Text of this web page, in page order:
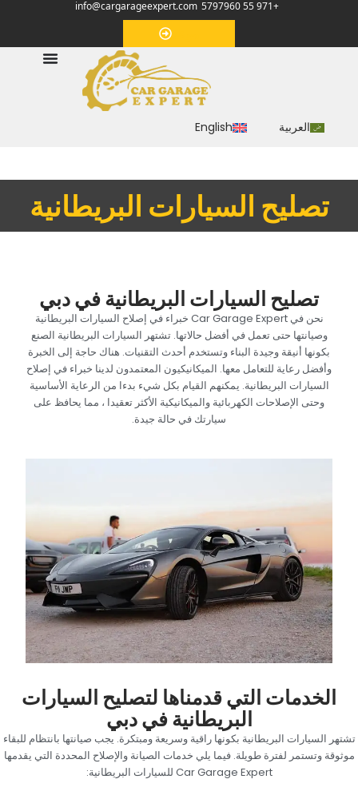
+971 55 5797960
info@cargarageexpert.com
‏موعد‏
العربية English
‏تصليح السيارات البريطانية‏
‏تصليح السيارات البريطانية في دبي‏
‏نحن في Car Garage Expert خبراء في إصلاح السيارات البريطانية
وصيانتها حتى تعمل في أفضل حالاتها. تشتهر السيارات البريطانية الصنع
بكونها أنيقة وجيدة البناء وتستخدم أحدث التقنيات. هناك حاجة إلى الخبرة
وأفضل رعاية للتعامل معها. الميكانيكيون المعتمدون لدينا خبراء في إصلاح
السيارات البريطانية. يمكنهم القيام بكل شيء بدءا من الرعاية الأساسية
وحتى الإصلاحات الكهربائية والميكانيكية الأكثر تعقيدا ، مما يحافظ على
سيارتك في حالة جيدة.‏
‏الخدمات التي قدمناها لتصليح السيارات
البريطانية في دبي‏
‏تشتهر السيارات البريطانية بكونها راقية وسريعة ومبتكرة. يجب صيانتها بانتظام للبقاء
موثوقة وتستمر لفترة طويلة. فيما يلي خدمات الصيانة والإصلاح المحددة التي يقدمها
Car Garage Expert للسيارات البريطانية:‏